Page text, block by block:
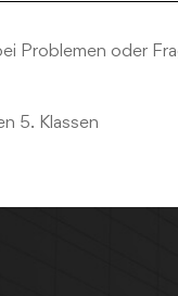
Problemen oder
5. Klassen